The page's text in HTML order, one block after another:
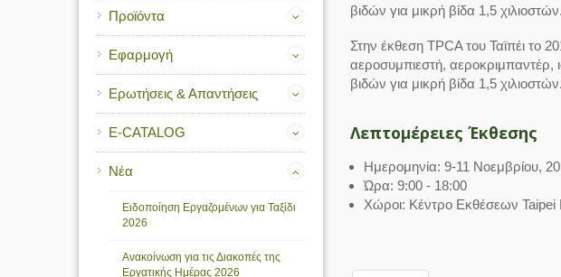
Προϊόντα
Εφαρμογή
Ερωτήσεις & Απαντήσεις
E-CATALOG
Νέα
Ειδοποίηση Εργαζομένων για Ταξίδι
2026
Ανακοίνωση για τις Διακοπές της
Εργατικής Ημέρας 2026
βιδών για μικρή βίδα 1,5 χιλιοστών.
Στην έκθεση TPCA του Ταϊπέι
αεροσυμπιεστή, αεροκριμπαντέρ,
βιδών για μικρή βίδα 1,5 χιλιοστών.
Λεπτομέρειες Έκθεσης
Ημερομηνία: 9-11 Νοεμβρίου,
Ώρα: 9:00 - 18:00
Χώροι: Κέντρο Εκθέσεων Taipei